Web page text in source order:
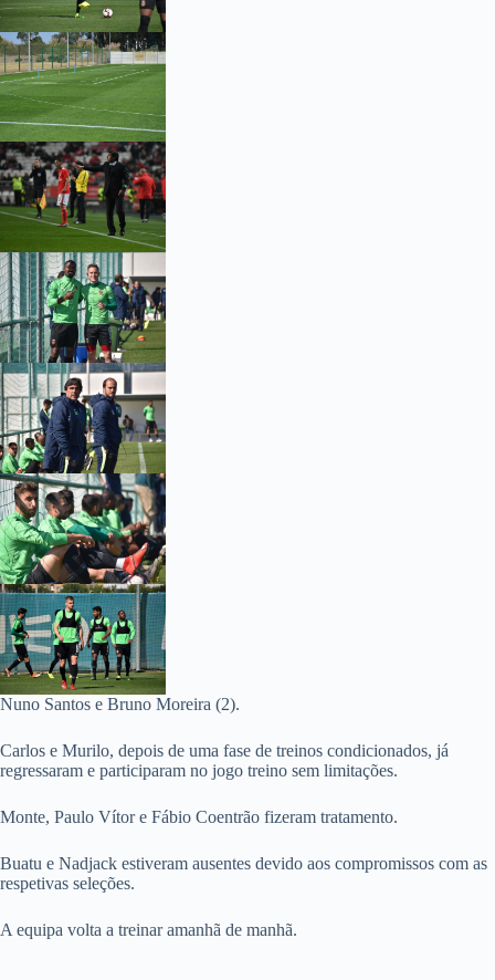
Nuno Santos e Bruno Moreira (2).
Carlos e Murilo, depois de uma fase de treinos condicionados, já
regressaram e participaram no jogo treino sem limitações.
Monte, Paulo Vítor e Fábio Coentrão fizeram tratamento.
Buatu e Nadjack estiveram ausentes devido aos compromissos com as
respetivas seleções.
A equipa volta a treinar amanhã de manhã.